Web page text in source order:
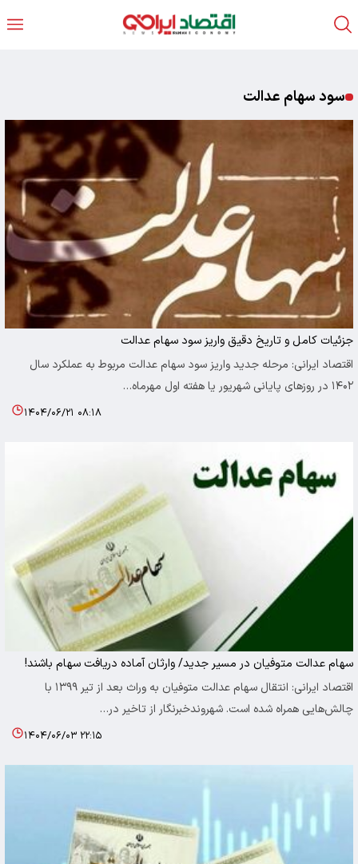
سود سهام عدالت
جزئیات کامل و تاریخ دقیق واریز سود سهام عدالت
اقتصاد ایرانی: مرحله جدید واریز سود سهام عدالت مربوط به عملکرد سال
۱۴۰۲ در روزهای پایانی شهریور یا هفته اول مهرماه…
۱۴۰۴/۰۶/۲۱ ۰۸:۱۸
سهام عدالت متوفیان در مسیر جدید/ وارثان آماده دریافت سهام باشند!
اقتصاد ایرانی: انتقال سهام عدالت متوفیان به وراث بعد از تیر ۱۳۹۹ با
چالش‌هایی همراه شده است. شهروندخبرنگار از تاخیر در…
۱۴۰۴/۰۶/۰۳ ۲۲:۱۵